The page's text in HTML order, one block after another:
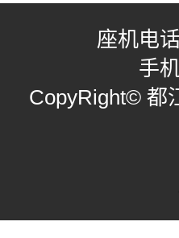
座机电话
手机
CopyRight© 都